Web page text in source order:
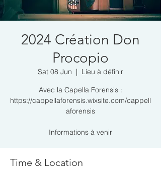
2024 Création Don
Procopio
Sat 08 Jun
  |
Lieu à définir
Avec la Capella Forensis :
https://cappellaforensis.wixsite.com/cappell
aforensis
Informations à venir
Time & Location